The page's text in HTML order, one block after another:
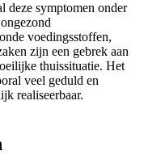
deze symptomen onder
voedingsstoffen,
zijn een gebrek aan
thuissituatie. Het
veel geduld en
realiseerbaar.